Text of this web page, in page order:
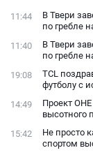
11:44
В Твери
по гребле
11:40
В Твери
по гребле
19:08
TCL
футболу с
14:49
Проект ОНЕ
высотного
15:42
Не просто
спортом